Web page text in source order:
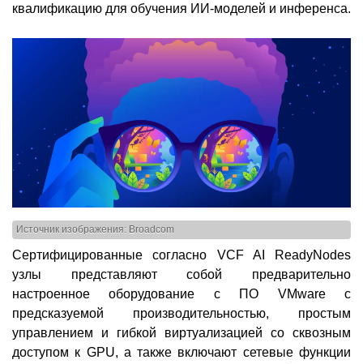
квалификацию для обучения ИИ-моделей и инференса.
Источник изображения: Broadcom
Сертифицированные согласно VCF AI ReadyNodes
узлы представляют собой предварительно
настроенное оборудование с ПО VMware с
предсказуемой производительностью, простым
управлением и гибкой виртуализацией со сквозным
доступом к GPU, а также включают сетевые функции